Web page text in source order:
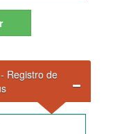
Registro de